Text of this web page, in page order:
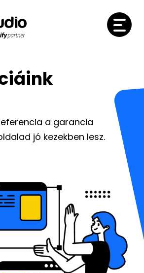
a garancia
jó kezekben lesz.